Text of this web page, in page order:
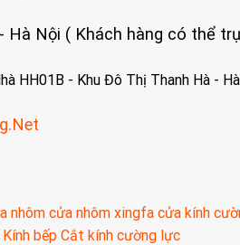
Hà Nội ( Khách hàng có thể
HH01B - Khu Đô Thị Thanh Hà -
nhôm cửa nhôm xingfa cửa kính
Kính bếp Cắt kính cường lực